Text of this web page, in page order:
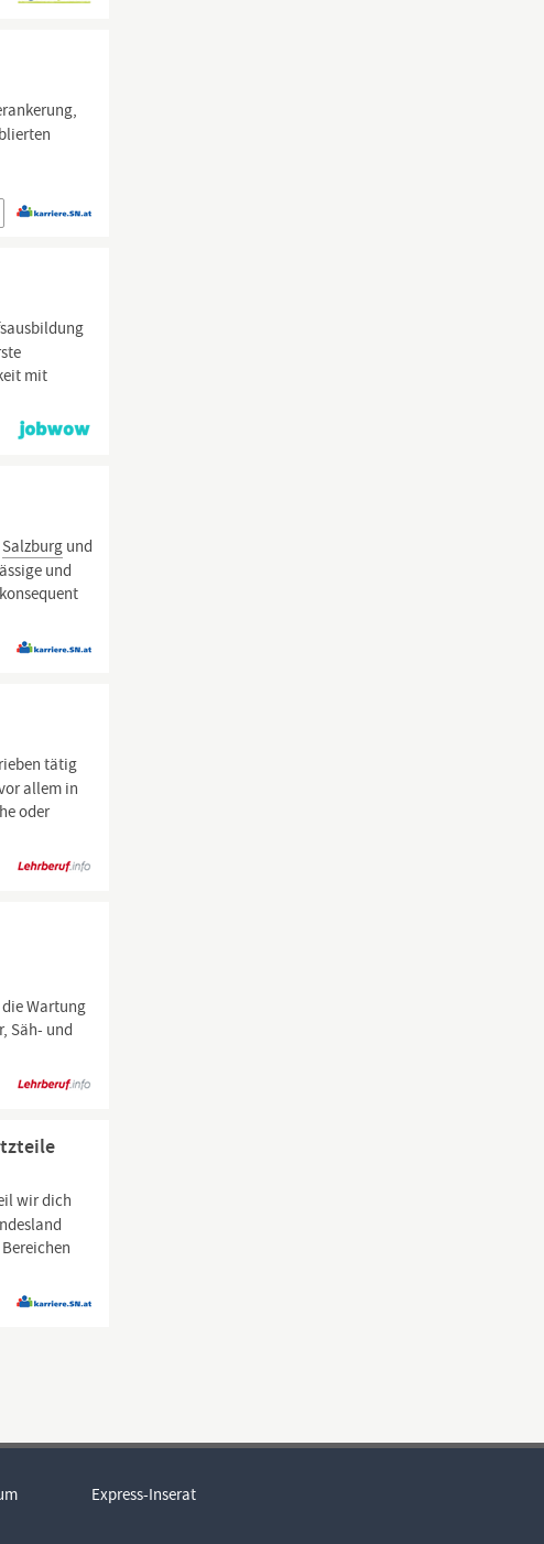
mit
Salzburg und
und
tätig
allem in
oder
Wartung
Säh- und
wir dich
Express-Inserat